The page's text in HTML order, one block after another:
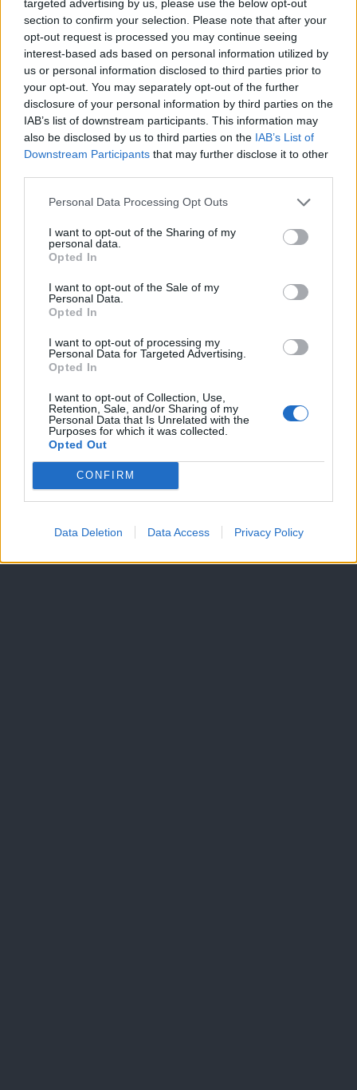
targeted advertising by us, please use the below opt-out
section to confirm your selection. Please note that after your
opt-out request is processed you may continue seeing
interest-based ads based on personal information utilized by
us or personal information disclosed to third parties prior to
your opt-out. You may separately opt-out of the further
disclosure of your personal information by third parties on the
IAB’s list of downstream participants. This information may
also be disclosed by us to third parties on the IAB’s List of
Downstream Participants that may further disclose it to other
Personal Data Processing Opt Outs
I want to opt-out of the Sharing of my
personal data.
Opted In
I want to opt-out of the Sale of my
Personal Data.
Opted In
I want to opt-out of processing my
Personal Data for Targeted Advertising.
Opted In
I want to opt-out of Collection, Use,
Retention, Sale, and/or Sharing of my
Personal Data that Is Unrelated with the
Purposes for which it was collected.
Opted Out
CONFIRM
Data Deletion Data Access Privacy Policy
Moji Mediji d.o.o.
sobotainfo.com•mariborinfo.com• ptujinfo.com• pomurec.com
dolenjskainfo.com •ljubljanainfo.com•gorenjskainfo.com•
Vse pravice pridržane © 2026
Tematike
Lokalno
Politika
Kronika
Zdravje
Šport
Scena
Zadnje novice
Dogodki
Igre
Mali oglasi
Kdo smo
Oglaševanje
Prijavi se na cajtng